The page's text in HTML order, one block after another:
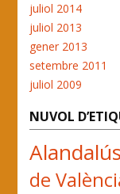
juliol 2014
juliol 2013
gener 2013
setembre 2011
juliol 2009
NUVOL
Alandalús
de